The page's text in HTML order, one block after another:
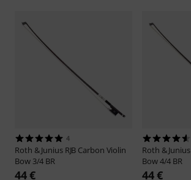
4
Roth & Junius RJB Carbon Violin
Bow 3/4 BR
44 €
Roth & Junius
Bow 4/4 BR
44 €